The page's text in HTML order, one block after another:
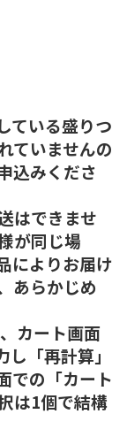
ている盛りつ
ていませんの
込みくださ
はできませ
が同じ場
によりお届け
あらかじめ
カート画面
「再計算」
での「カート
は1個で結構